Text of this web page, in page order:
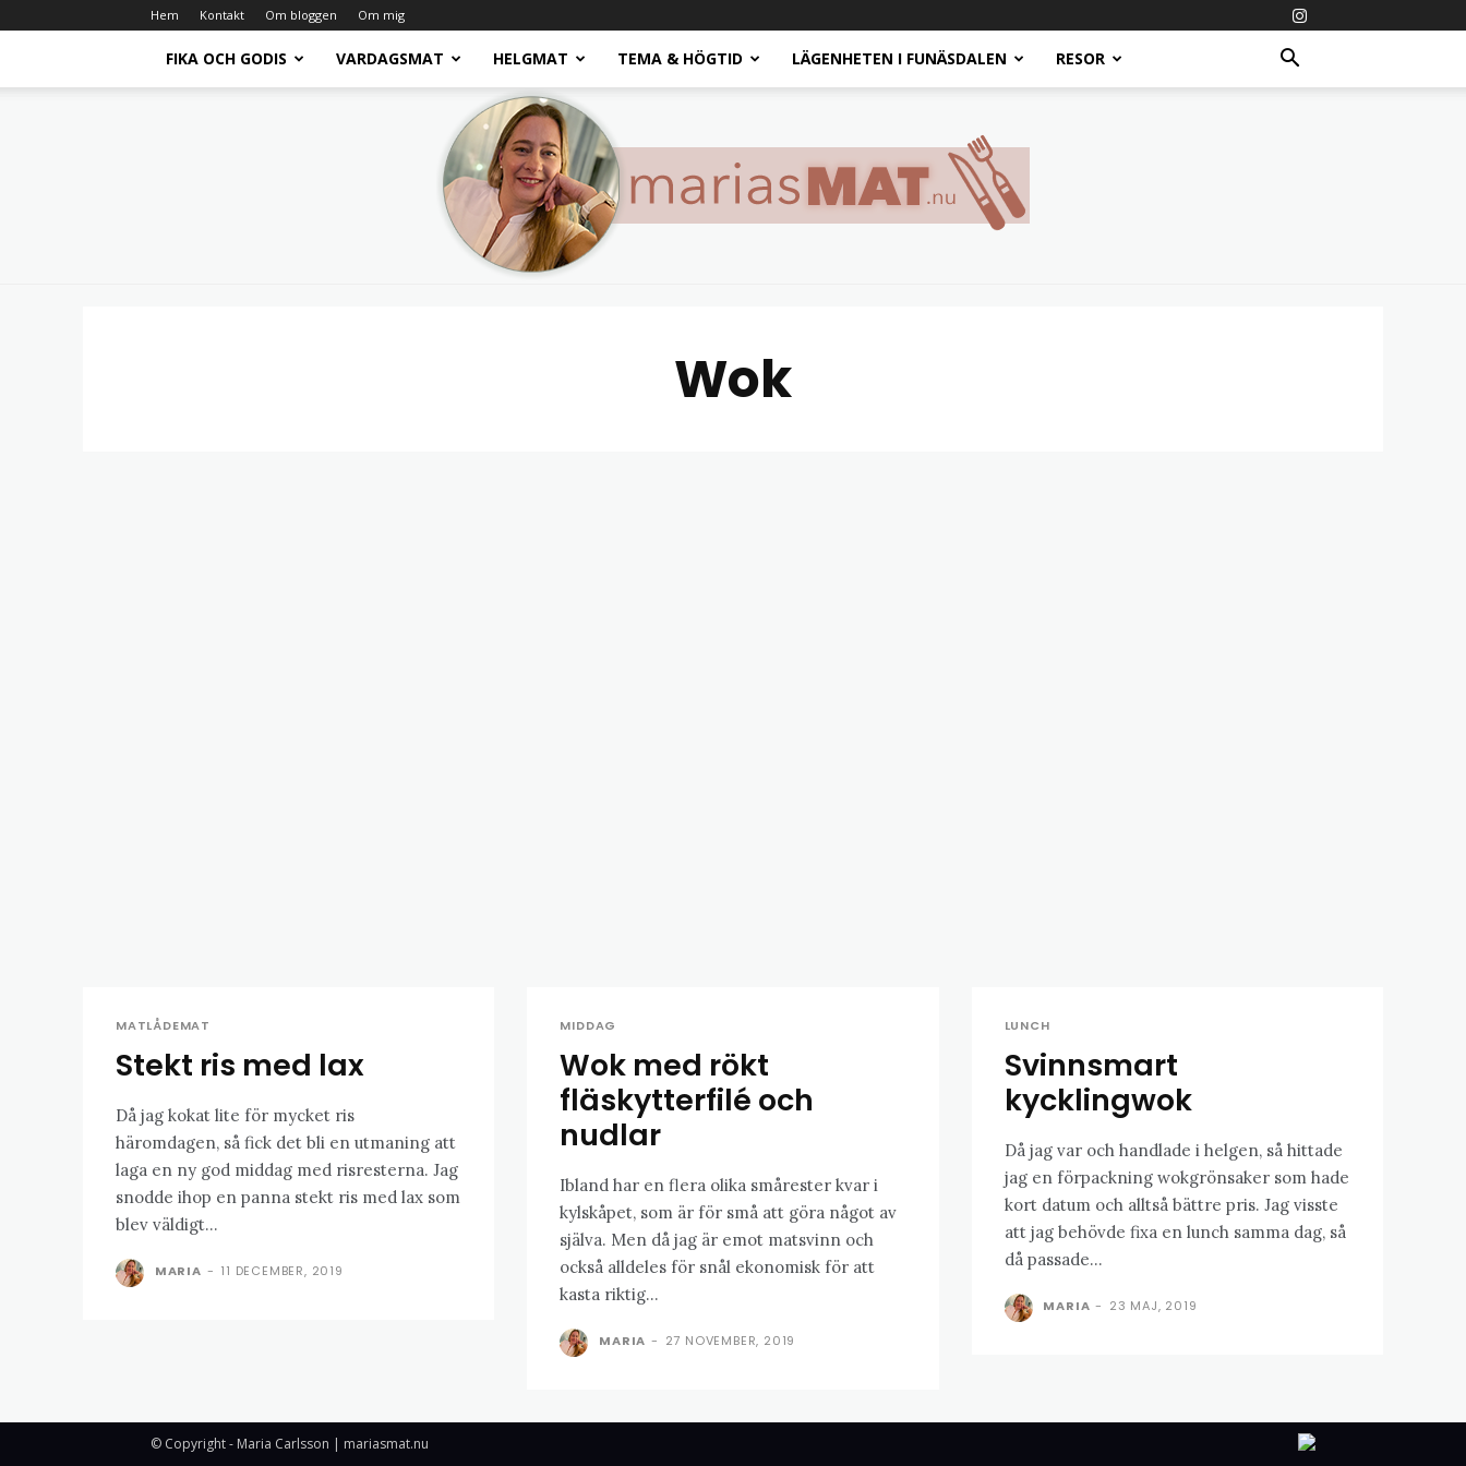
Hem Kontakt Om bloggen Om mig
FIKA OCH GODIS VARDAGSMAT HELGMAT TEMA & HÖGTID LÄGENHETEN I FUNÄSDALEN RESOR
Marias
Wok
MATLÅDEMAT
Stekt ris med lax
Då jag kokat lite för mycket ris
häromdagen, så fick det bli en utmaning att
laga en ny god middag med risresterna. Jag
snodde ihop en panna stekt ris med lax som
blev väldigt...
MARIA - 11 DECEMBER, 2019
MIDDAG
Wok med rökt
fläskytterfilé och
nudlar
Ibland har en flera olika smårester kvar i
kylskåpet, som är för små att göra något av
själva. Men då jag är emot matsvinn och
också alldeles för snål ekonomisk för att
kasta riktig...
MARIA - 27 NOVEMBER, 2019
LUNCH
Svinnsmart
kycklingwok
Då jag var och handlade i helgen, så hittade
jag en förpackning wokgrönsaker som hade
kort datum och alltså bättre pris. Jag visste
att jag behövde fixa en lunch samma dag, så
då passade...
MARIA - 23 MAJ, 2019
© Copyright - Maria Carlsson | mariasmat.nu